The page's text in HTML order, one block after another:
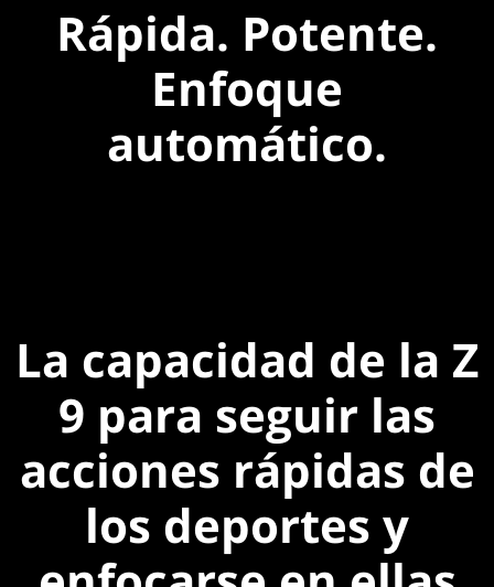
Rápida. Potente.
Enfoque
automático.
La capacidad de la Z
9 para seguir las
acciones rápidas de
los deportes y